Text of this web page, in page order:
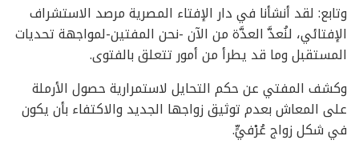
وتابع: لقد أنشأنا في دار الإفتاء المصرية مرصد الاستشراف
الإفتائي، لنُعدَّ العدَّة من الآن -نحن المفتين-لمواجهة تحديات
المستقبل وما قد يطرأ من أمور تتعلق بالفتوى.
وكشف المفتي عن حكم التحايل لاستمرارية حصول الأرملة
على المعاش بعدم توثيق زواجها الجديد والاكتفاء بأن يكون
في شكل زواج عُرْفيٍّ.